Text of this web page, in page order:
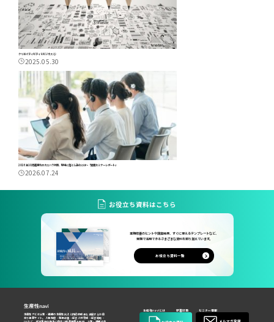
クリエイティビティとビジネス ②
2025.05.30
2026年10月義務化のカスハラ対策、現場に落とし込むには～「実践セミナーレポート」
2026.07.24
お役立ち資料はこちら
業務改善のヒントや調査結果、すぐに使えるテンプレートなど、
実務で活用できるさまざまな資料を取り揃えています。
お役立ち資料一覧
生産性ナビは企業・組織の生産性向上と持続的成長を支援するお役
立ち情報サイト。人事制度・業務改善・経営人材育成・経営戦略・
DXなど、経営課題の解決に役立つ最新情報を発信。企業・組織の生
生産性naviとは 新着記事 セミナー情報